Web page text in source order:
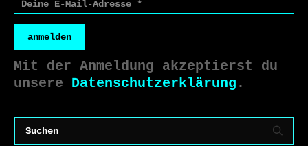
anmelden
Mit der Anmeldung akzeptierst du
unsere Datenschutzerklärung .